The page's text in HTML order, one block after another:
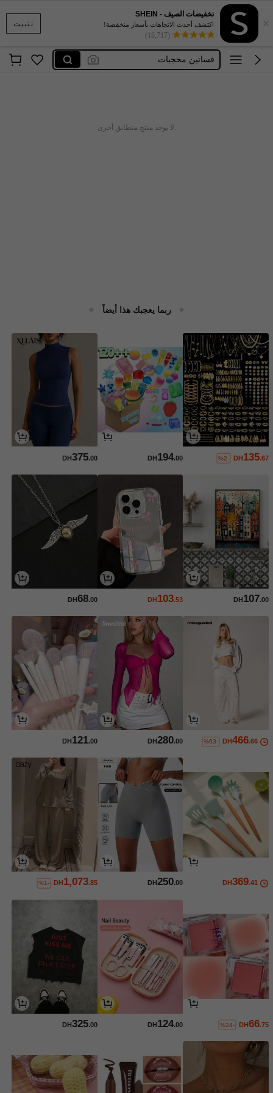
تثبيت ×
تخفيضات الصيف - SHEIN
اكتشف أحدث الاتجاهات بأسعار منخفضة!
(18,717)
ملابس سباحة للنساء5xl
فساتين محجبات
ملابس داخليه للنساء مثيره 🥵🥵
.لا يوجد منتج متطابق أخرى
ربما يعجبك هذا أيضاً
DH135.67
%2-
DH194.00
DH375.00
DH107.00
DH103.53
DH68.00
DH466.66
%63-
DH280.00
DH121.00
DH369.41
DH250.00
DH 1,073.85
%1-
DH66.75
%24-
DH124.00
DH325.00